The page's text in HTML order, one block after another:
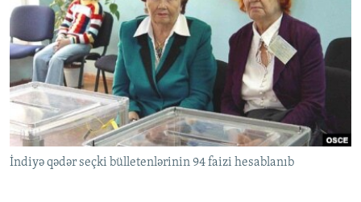
FOTOQALEREYA
İNFOQRAFIKA
KARIKATURA
OXU ZALI
AZƏRBAYCAN ƏDƏBIYYATI KITABXANASI
İSLAM VƏ DEMOKRATIYA
İZ - MƏDƏNIYYƏT PROQRAMI
HAQQIMIZDA
MISSIYAMIZ
PEŞƏ ETIKASI VƏ JURNALISTIKA STANDARTLARIMIZ
MATERIALLARIMIZDAN ISTIFADƏ
AZADLIQRADIOSU MOBIL TELEFONUNUZDA
BIZIMLƏ ƏLAQƏ
BIZI IZLƏ
RFE/RL-in bütün saytları
İndiyə qədər seçki bülletenlərinin 94 faizi hesablanıb